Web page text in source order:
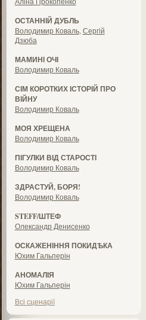
ОСТАННІЙ ДУБЛЬ
Володимир Коваль, Сергій
Дзюба
МАМИНІ ОЧІ
Володимир Коваль
СІМ КОРОТКИХ ІСТОРІЙ ПРО
ВІЙНУ
Володимир Коваль
МОЯ ХРЕЩЕНА
Володимир Коваль
ПІГУЛКИ ВІД СТАРОСТІ
Володимир Коваль
ЗДРАСТУЙ, БОРЯ!
Володимир Коваль
STEFF/ШТЕФ
Олександр Денисенко
ОСКАЖЕНІННЯ ПОКИДѢКА
Юхим Гальперін
АНОМАЛІЯ
Юхим Гальперін
Всі сценарії